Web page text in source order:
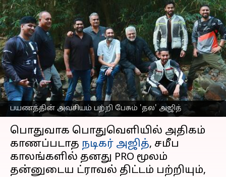
பயணத்தின் அவசியம் பற்றி பேசும் 'தல' அஜித்
உங்களை இன்னும் சிறந்த
மனிதராக மாற்றும்':
பயணத்தின் அவசியம்
பற்றி பேசும் 'தல' அஜித்
எழுதியவர் Venkatalakshmi V Oct 05, 2024 04:31 pm
செய்தி முன்னோட்டம்
பொதுவாக பொதுவெளியில் அதிகம்
காணப்படாத நடிகர் அஜித், சமீப
காலங்களில் தனது PRO மூலம்
தன்னுடைய ட்ராவல் திட்டம் பற்றியும்,